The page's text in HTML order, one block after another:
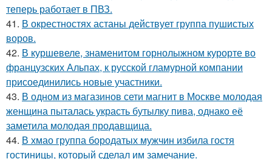
теперь работает в ПВЗ.
41. В окрестностях астаны действует группа пушистых
воров.
42. В куршевеле, знаменитом горнолыжном курорте во
французских Альпах, к русской гламурной компании
присоединились новые участники.
43. В одном из магазинов сети магнит в Москве молодая
женщина пыталась украсть бутылку пива, однако её
заметила молодая продавщица.
44. В хмао группа бородатых мужчин избила гостя
гостиницы, который сделал им замечание.